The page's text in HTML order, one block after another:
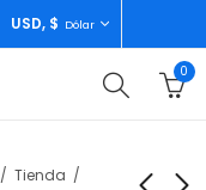
USD, $ Dólar
0
Tienda